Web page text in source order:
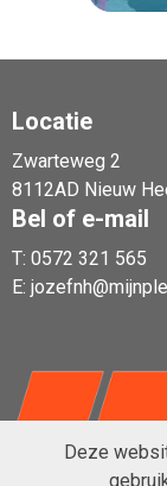
Locatie
Zwarteweg 2
8112AD Nieuw
Bel of e-mail
T: 0572 321 565
E:
Deze